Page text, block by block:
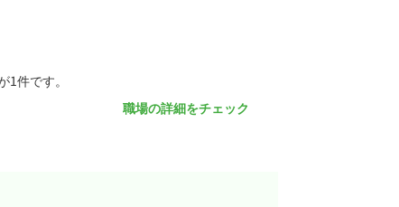
件です。
職場の詳細をチェック